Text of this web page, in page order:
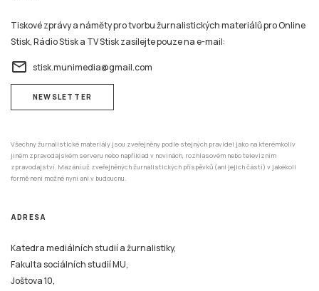
Tiskové zprávy a náměty pro tvorbu žurnalistických materiálů pro Online
Stisk, Rádio Stisk a TV Stisk zasílejte pouze na e-mail:
email stisk.munimedia@gmail.com
NEWSLETTER
Všechny žurnalistické materiály jsou zveřejněny podle stejných pravidel jako na kterémkoliv
jiném zpravodajském serveru nebo například v novinách, rozhlasovém nebo televizním
zpravodajství. Mazání už zveřejněných žurnalistických příspěvků (ani jejich částí) v jakékoli
formě není možné nyní ani v budoucnu.
ADRESA
Katedra mediálních studií a žurnalistiky,
Fakulta sociálních studií MU,
Joštova 10,